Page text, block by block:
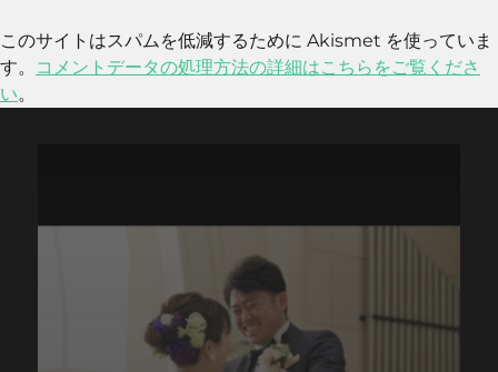
このサイトはスパムを低減するために Akismet を使っていま
す。
コメントデータの処理方法の詳細はこちらをご覧くださ
い。